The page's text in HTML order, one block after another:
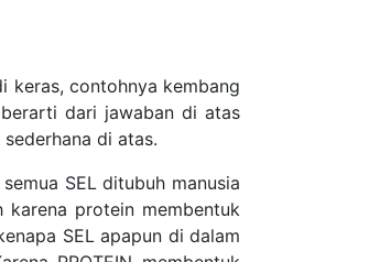
keras, contohnya kembang
berarti dari jawaban di atas
di atas.
SEL ditubuh manusia
protein membentuk
SEL apapun di dalam